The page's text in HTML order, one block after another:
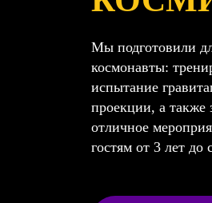
Мы подготовили
космонавты:
испытание
проекции, а также
отличное
гостям от 3 лет